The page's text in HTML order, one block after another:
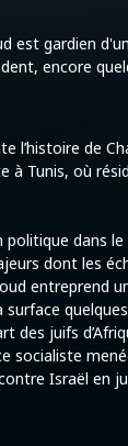
est gardien
encore
l’histoire de
à Tunis, où
politique dans
dont les
entreprend
surface
des juifs
socialiste
Israël en